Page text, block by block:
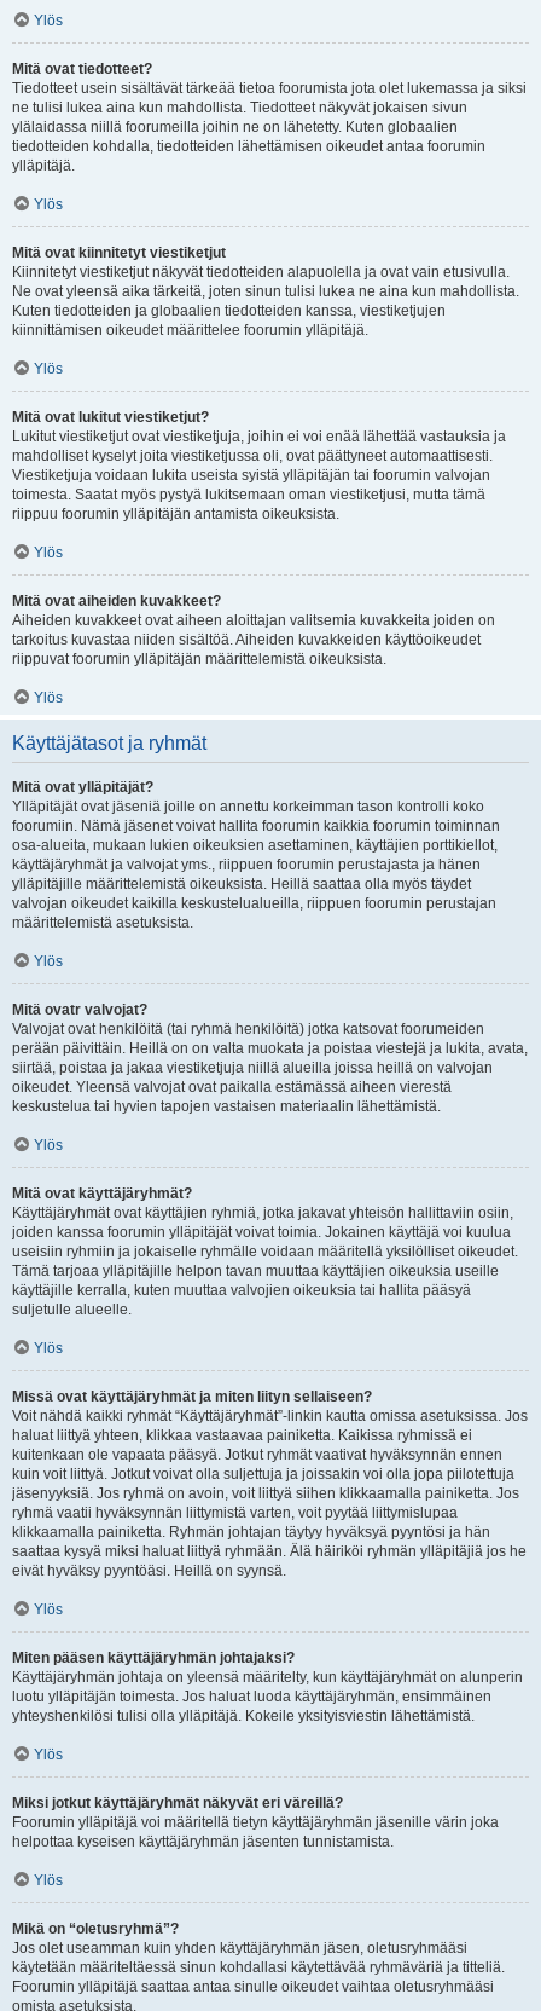
Ylös
Mitä ovat tiedotteet?
Tiedotteet usein sisältävät tärkeää tietoa foorumista jota olet lukemassa ja siksi
ne tulisi lukea aina kun mahdollista. Tiedotteet näkyvät jokaisen sivun
ylälaidassa niillä foorumeilla joihin ne on lähetetty. Kuten globaalien
tiedotteiden kohdalla, tiedotteiden lähettämisen oikeudet antaa foorumin
ylläpitäjä.
Ylös
Mitä ovat kiinnitetyt viestiketjut
Kiinnitetyt viestiketjut näkyvät tiedotteiden alapuolella ja ovat vain etusivulla.
Ne ovat yleensä aika tärkeitä, joten sinun tulisi lukea ne aina kun mahdollista.
Kuten tiedotteiden ja globaalien tiedotteiden kanssa, viestiketjujen
kiinnittämisen oikeudet määrittelee foorumin ylläpitäjä.
Ylös
Mitä ovat lukitut viestiketjut?
Lukitut viestiketjut ovat viestiketjuja, joihin ei voi enää lähettää vastauksia ja
mahdolliset kyselyt joita viestiketjussa oli, ovat päättyneet automaattisesti.
Viestiketjuja voidaan lukita useista syistä ylläpitäjän tai foorumin valvojan
toimesta. Saatat myös pystyä lukitsemaan oman viestiketjusi, mutta tämä
riippuu foorumin ylläpitäjän antamista oikeuksista.
Ylös
Mitä ovat aiheiden kuvakkeet?
Aiheiden kuvakkeet ovat aiheen aloittajan valitsemia kuvakkeita joiden on
tarkoitus kuvastaa niiden sisältöä. Aiheiden kuvakkeiden käyttöoikeudet
riippuvat foorumin ylläpitäjän määrittelemistä oikeuksista.
Ylös
Käyttäjätasot ja ryhmät
Mitä ovat ylläpitäjät?
Ylläpitäjät ovat jäseniä joille on annettu korkeimman tason kontrolli koko
foorumiin. Nämä jäsenet voivat hallita foorumin kaikkia foorumin toiminnan
osa-alueita, mukaan lukien oikeuksien asettaminen, käyttäjien porttikiellot,
käyttäjäryhmät ja valvojat yms., riippuen foorumin perustajasta ja hänen
ylläpitäjille määrittelemistä oikeuksista. Heillä saattaa olla myös täydet
valvojan oikeudet kaikilla keskustelualueilla, riippuen foorumin perustajan
määrittelemistä asetuksista.
Ylös
Mitä ovatr valvojat?
Valvojat ovat henkilöitä (tai ryhmä henkilöitä) jotka katsovat foorumeiden
perään päivittäin. Heillä on on valta muokata ja poistaa viestejä ja lukita, avata,
siirtää, poistaa ja jakaa viestiketjuja niillä alueilla joissa heillä on valvojan
oikeudet. Yleensä valvojat ovat paikalla estämässä aiheen vierestä
keskustelua tai hyvien tapojen vastaisen materiaalin lähettämistä.
Ylös
Mitä ovat käyttäjäryhmät?
Käyttäjäryhmät ovat käyttäjien ryhmiä, jotka jakavat yhteisön hallittaviin osiin,
joiden kanssa foorumin ylläpitäjät voivat toimia. Jokainen käyttäjä voi kuulua
useisiin ryhmiin ja jokaiselle ryhmälle voidaan määritellä yksilölliset oikeudet.
Tämä tarjoaa ylläpitäjille helpon tavan muuttaa käyttäjien oikeuksia useille
käyttäjille kerralla, kuten muuttaa valvojien oikeuksia tai hallita pääsyä
suljetulle alueelle.
Ylös
Missä ovat käyttäjäryhmät ja miten liityn sellaiseen?
Voit nähdä kaikki ryhmät “Käyttäjäryhmät”-linkin kautta omissa asetuksissa. Jos
haluat liittyä yhteen, klikkaa vastaavaa painiketta. Kaikissa ryhmissä ei
kuitenkaan ole vapaata pääsyä. Jotkut ryhmät vaativat hyväksynnän ennen
kuin voit liittyä. Jotkut voivat olla suljettuja ja joissakin voi olla jopa piilotettuja
jäsenyyksiä. Jos ryhmä on avoin, voit liittyä siihen klikkaamalla painiketta. Jos
ryhmä vaatii hyväksynnän liittymistä varten, voit pyytää liittymislupaa
klikkaamalla painiketta. Ryhmän johtajan täytyy hyväksyä pyyntösi ja hän
saattaa kysyä miksi haluat liittyä ryhmään. Älä häiriköi ryhmän ylläpitäjiä jos he
eivät hyväksy pyyntöäsi. Heillä on syynsä.
Ylös
Miten pääsen käyttäjäryhmän johtajaksi?
Käyttäjäryhmän johtaja on yleensä määritelty, kun käyttäjäryhmät on alunperin
luotu ylläpitäjän toimesta. Jos haluat luoda käyttäjäryhmän, ensimmäinen
yhteyshenkilösi tulisi olla ylläpitäjä. Kokeile yksityisviestin lähettämistä.
Ylös
Miksi jotkut käyttäjäryhmät näkyvät eri väreillä?
Foorumin ylläpitäjä voi määritellä tietyn käyttäjäryhmän jäsenille värin joka
helpottaa kyseisen käyttäjäryhmän jäsenten tunnistamista.
Ylös
Mikä on “oletusryhmä”?
Jos olet useamman kuin yhden käyttäjäryhmän jäsen, oletusryhmääsi
käytetään määriteltäessä sinun kohdallasi käytettävää ryhmäväriä ja titteliä.
Foorumin ylläpitäjä saattaa antaa sinulle oikeudet vaihtaa oletusryhmääsi
omista asetuksista.